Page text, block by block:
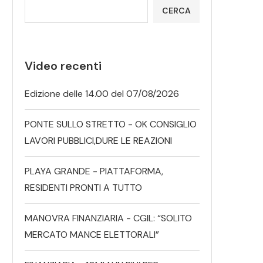
CERCA
Video recenti
Edizione delle 14.00 del 07/08/2026
PONTE SULLO STRETTO - OK CONSIGLIO
LAVORI PUBBLICI,DURE LE REAZIONI
PLAYA GRANDE - PIATTAFORMA,
RESIDENTI PRONTI A TUTTO
MANOVRA FINANZIARIA - CGIL: “SOLITO
MERCATO MANCE ELETTORALI”